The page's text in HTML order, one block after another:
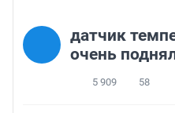
датчик
очень
5 909 58